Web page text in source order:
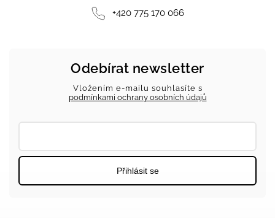
+420 775 170 066
Odebírat newsletter
Vložením e-mailu souhlasíte s
podmínkami ochrany osobních údajů
Přihlásit se